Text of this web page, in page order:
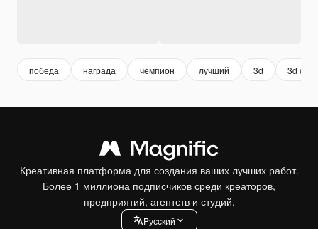
победа награда чемпион лучший 3d 3d
Креативная платформа для создания ваших лучших работ.
Более 1 миллиона подписчиков среди креаторов,
предприятий, агентств и студий.
Pусский